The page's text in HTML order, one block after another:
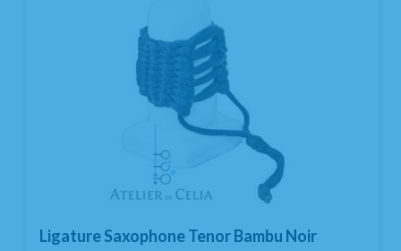
Ligature Saxophone Tenor Bambu Noir